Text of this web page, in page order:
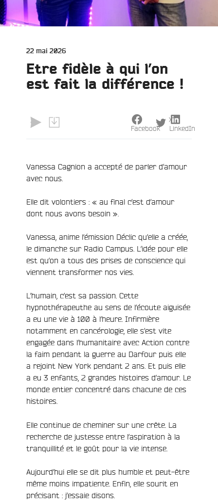
Publié
22 mai 2026
Etre fidèle à qui l’on
est fait la différence !
Vanessa Cagnion a accepté de parler d’amour
avec nous.
Elle dit volontiers : « au final c’est d’amour
dont nous avons besoin ».
Vanessa, anime l’émission Déclic qu’elle a créée,
le dimanche sur Radio Campus. L’idée pour elle
est qu’on a tous des prises de conscience qui
viennent transformer nos vies.
L’humain, c’est sa passion. Cette
hypnothérapeuthe au sens de l’écoute aiguisée
a eu une vie à 100 à l’heure. Infirmière
notamment en cancérologie, elle s’est vite
engagée dans l’humanitaire avec Action contre
la faim pendant la guerre au Darfour puis elle
a rejoint New York pendant 2 ans. Et puis elle
a eu 3 enfants, 2 grandes histoires d’amour. Le
monde entier concentré dans chacune de ces
histoires.
Elle continue de cheminer sur une crête. La
recherche de justesse entre l’aspiration à la
tranquillité et le goût pour la vie intense.
Aujourd’hui elle se dit plus humble et peut-être
même moins impatiente. Enfin, elle sourit en
précisant : j’essaie disons.
Facebook
X
LinkedIn